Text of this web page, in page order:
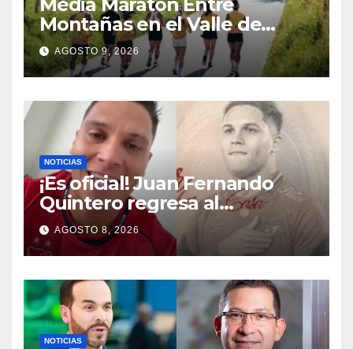
Montañas en el Valle de
Cocora: Fechas, rutas y todo
sobre la gran fiesta del
running en Salento
AGOSTO 9, 2026
NOTICIAS
¡Es oficial! Juan Fernando
Quintero regresa al
Independiente Medellín para
el segundo semestre
AGOSTO 8, 2026
NOTICIAS